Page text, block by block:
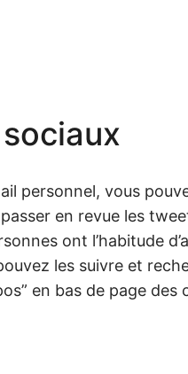
personnel, vous
en revue les
ont l’habitude
les suivre et
en bas de page des